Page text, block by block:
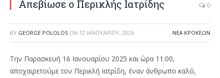
Απεβίωσε ο Περικλής Ιατρίδης 0
BY GEORGE POLOLOS ON 12 ΙΑΝΟΥΑΡΊΟΥ, 2026 ΝΈΑ ΚΡΟΚΕΏΝ
Την Παρασκευή 16 Ιανουαρίου 2025 και ώρα 11:00,
αποχαιρετούμε τον Περικλή Ιατρίδη, έναν άνθρωπο καλό,